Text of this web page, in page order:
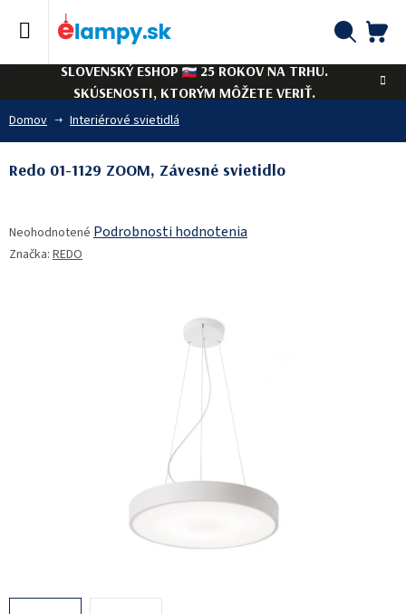
SLOVENSKÝ ESHOP
25 ROKOV NA TRHU.
SKÚSENOSTI, KTORÝM MÔŽETE VERIŤ.
Domov Interiérové svietidlá
Redo 01-1129 ZOOM, Závesné svietidlo
hodnotenie
produktu
Neohodnotené Podrobnosti hodnotenia
Značka: REDO